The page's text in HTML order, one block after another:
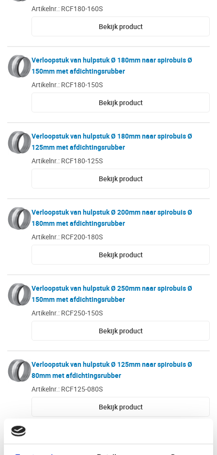
Artikelnr.: RCF180-160S
Bekijk product
Verloopstuk van hulpstuk Ø 180mm naar spirobuis Ø
150mm met afdichtingsrubber
Artikelnr.: RCF180-150S
Bekijk product
Verloopstuk van hulpstuk Ø 180mm naar spirobuis Ø
125mm met afdichtingsrubber
Artikelnr.: RCF180-125S
Bekijk product
Verloopstuk van hulpstuk Ø 200mm naar spirobuis Ø
180mm met afdichtingsrubber
Artikelnr.: RCF200-180S
Bekijk product
Verloopstuk van hulpstuk Ø 250mm naar spirobuis Ø
150mm met afdichtingsrubber
Artikelnr.: RCF250-150S
Bekijk product
Verloopstuk van hulpstuk Ø 125mm naar spirobuis Ø
80mm met afdichtingsrubber
Artikelnr.: RCF125-080S
Bekijk product